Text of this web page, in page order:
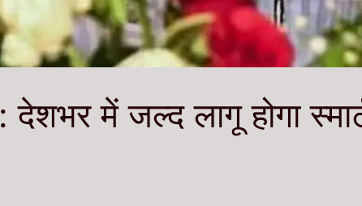
में जल्द लागू होगा